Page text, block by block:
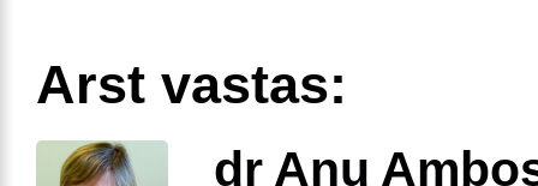
Arst vastas:
dr Anu